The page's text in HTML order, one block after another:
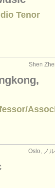
Tenor
Shen
Oslo, ノ